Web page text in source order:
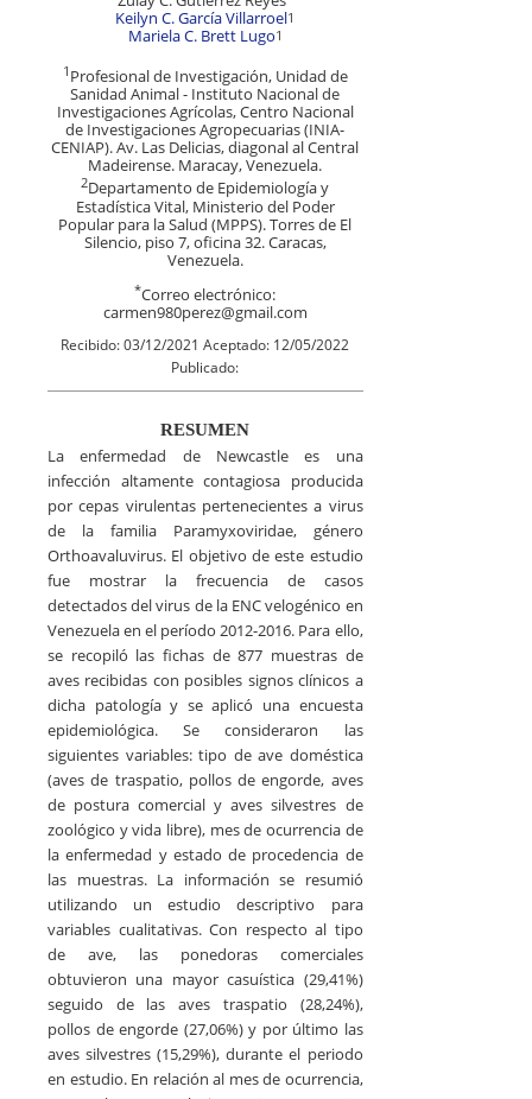
Keilyn C. García Villarroel1
Mariela C. Brett Lugo1
1 Profesional de Investigación, Unidad de
Sanidad Animal - Instituto Nacional de
Investigaciones Agrícolas, Centro Nacional
de Investigaciones Agropecuarias (INIA-
CENIAP). Av. Las Delicias, diagonal al Central
Madeirense. Maracay, Venezuela.
2Departamento de Epidemiología y
Estadística Vital, Ministerio del Poder
Popular para la Salud (MPPS). Torres de El
Silencio, piso 7, oficina 32. Caracas,
Venezuela.
*Correo electrónico:
carmen980perez@gmail.com
Recibido: 03/12/2021 Aceptado: 12/05/2022
Publicado:
RESUMEN
La enfermedad de Newcastle es una
infección altamente contagiosa producida
por cepas virulentas pertenecientes a virus
de la familia Paramyxoviridae, género
Orthoavaluvirus. El objetivo de este estudio
fue mostrar la frecuencia de casos
detectados del virus de la ENC velogénico en
Venezuela en el período 2012-2016. Para ello,
se recopiló las fichas de 877 muestras de
aves recibidas con posibles signos clínicos a
dicha patología y se aplicó una encuesta
epidemiológica. Se consideraron las
siguientes variables: tipo de ave doméstica
(aves de traspatio, pollos de engorde, aves
de postura comercial y aves silvestres de
zoológico y vida libre), mes de ocurrencia de
la enfermedad y estado de procedencia de
las muestras. La información se resumió
utilizando un estudio descriptivo para
variables cualitativas. Con respecto al tipo
de ave, las ponedoras comerciales
obtuvieron una mayor casuística (29,41%)
seguido de las aves traspatio (28,24%),
pollos de engorde (27,06%) y por último las
aves silvestres (15,29%), durante el periodo
en estudio. En relación al mes de ocurrencia,